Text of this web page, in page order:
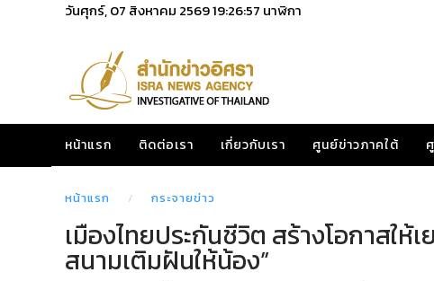
วันศุกร์, 07 สิงหาคม 256919:26:58 นาฬิกา
หน้าแรก ติดต่อเรา เกี่ยวกับเรา ศูนย์ข่าวภาคใต้
หน้าแรก กระจายข่าว
เมืองไทยประกันชีวิต สร้างโอกาสให้
สนามเติมฝันให้น้อง”